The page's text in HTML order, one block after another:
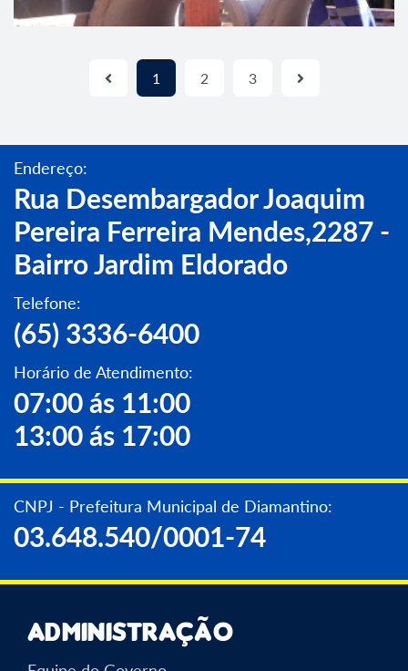
1 2 3
Endereço:
Rua Desembargador Joaquim
Pereira Ferreira Mendes,2287 -
Bairro Jardim Eldorado
Telefone:
(65) 3336-6400
Horário de Atendimento:
07:00 ás 11:00
13:00 ás 17:00
CNPJ - Prefeitura Municipal de Diamantino:
03.648.540/0001-74
Administração